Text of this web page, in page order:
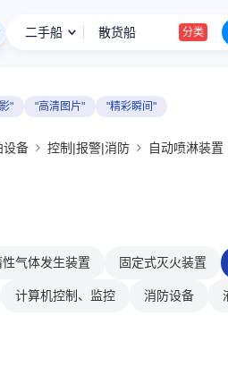
" "高清图片" "精彩瞬间"
设备 控制|报警|消防 自动喷淋装置
性气体发生装置 固定式灭火装置
计算机控制、监控 消防设备
二手船 散货船 分类
出售1995年日本建造5000吨油船
出售1995年日本建造5000吨油船 信息